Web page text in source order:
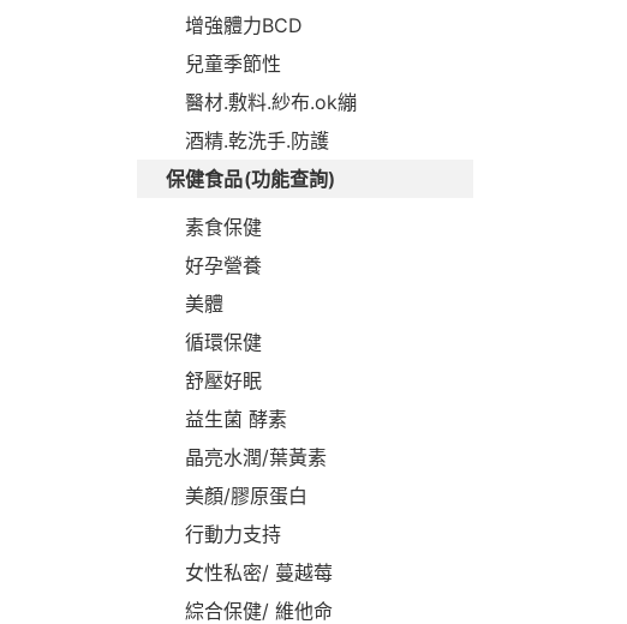
增強體力BCD
兒童季節性
醫材.敷料.紗布.ok繃
酒精.乾洗手.防護
保健食品(功能查詢)
素食保健
好孕營養
美體
循環保健
舒壓好眠
益生菌 酵素
晶亮水潤/葉黃素
美顏/膠原蛋白
行動力支持
女性私密/ 蔓越莓
綜合保健/ 維他命